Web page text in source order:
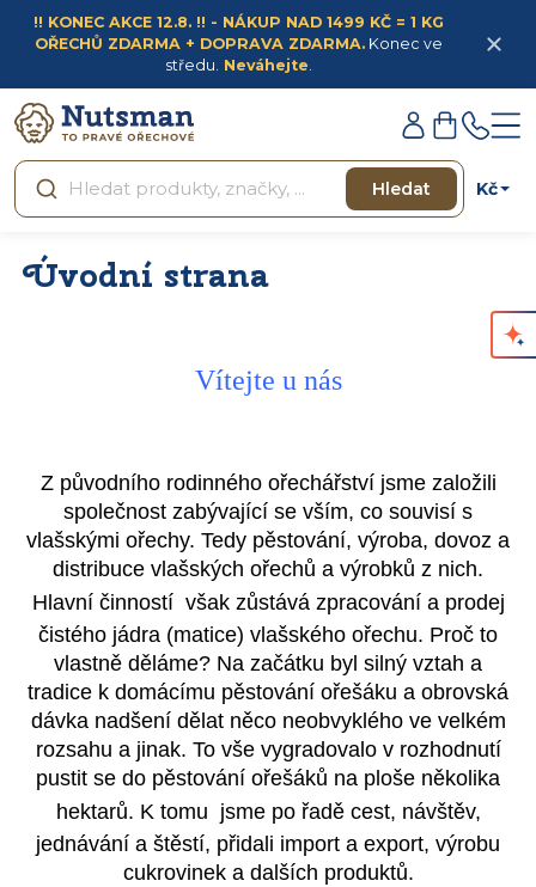
obsah
!! KONEC AKCE 12.8. !! - NÁKUP NAD 1499 KČ = 1 KG
OŘECHŮ ZDARMA + DOPRAVA ZDARMA.Konec ve
středu. Neváhejte.
Hledat Kč
Přihlášení
Nákupní
košík
Úvodní strana
Vítejte u nás
Z původního rodinného ořechářství jsme založili
společnost zabývající se vším, co souvisí s
vlašskými ořechy. Tedy pěstování, výroba, dovoz a
distribuce vlašských ořechů a výrobků z nich.
Hlavní činností však zůstává zpracování a prodej
čistého jádra (matice) vlašského ořechu. Proč to
vlastně děláme? Na začátku byl silný vztah a
tradice k domácímu pěstování ořešáku a obrovská
dávka nadšení dělat něco neobvyklého ve velkém
rozsahu a jinak. To vše vygradovalo v rozhodnutí
pustit se do pěstování ořešáků na ploše několika
hektarů. K tomu jsme po řadě cest, návštěv,
jednávání a štěstí, přidali import a export, výrobu
cukrovinek a dalších produktů.